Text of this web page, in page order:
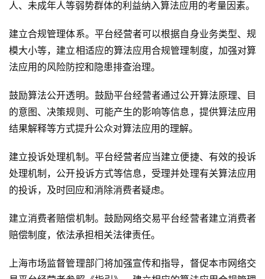
界
人
智
能
度
学
习
云
计
算
未
登录 注册
人、未成年人等弱势群体的利益纳入算法应用的考量因素。
建立合规管理体系。平台经营者可以根据自身业务类型、规
模大小等，建立相适应的算法应用合规管理制度，加强对算
法应用的风险防控和隐患排查治理。
鼓励算法公开透明。鼓励平台经营者通过公开算法原理、目
的意图、决策规则、可能产生的影响等信息，提供算法应用
结果解释等方式提升公众对算法应用的理解。
建立投诉处理机制。平台经营者应当建立便捷、有效的投诉
处理机制，公开投诉方式等信息，受理并处理有关算法应用
的投诉，及时回应和消除消费者疑虑。
建立消费者赔偿机制。鼓励网络交易平台经营者建立消费者
赔偿制度，依法承担相关法律责任。
上海市场监督管理部门将加强宣传和指导，督促本市网络交